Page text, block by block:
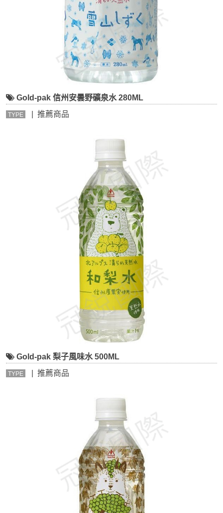
Gold-pak 信州安曇野礦泉水 280ML
TYPE | 推薦商品
Gold-pak 梨子風味水 500ML
TYPE | 推薦商品